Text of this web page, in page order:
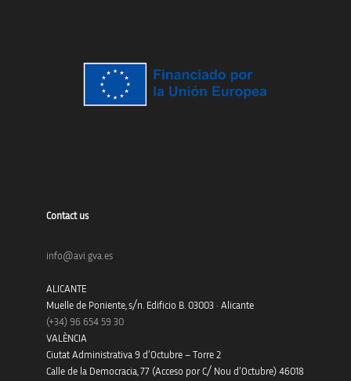
Contact us
info@avi.gva.es
ALICANTE
Muelle de Poniente, s/n. Edificio B. 03003 · Alicante
(+34) 96 654 59 30
VALÈNCIA
Ciutat Administrativa 9 d’Octubre – Torre 2
Calle de la Democracia, 77 (Acceso por C/ Nou d’Octubre) 46018